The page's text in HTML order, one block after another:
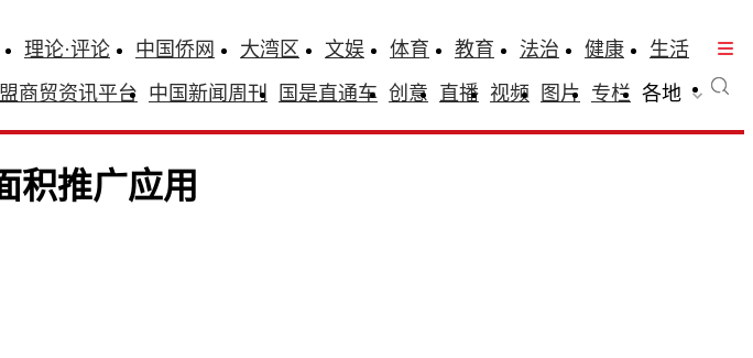
理论·评论 中国侨网 大湾区 文娱 体育 教育 法治 健康
生活
商贸资讯平台 中国新闻周刊 国是直通车 创意 直播 视频 图片 专栏 各地
积推广应用